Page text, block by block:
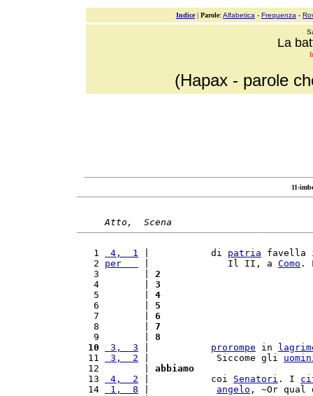
Indice| Parole: Alfabetica - Frequenza -
La
(Hapax - parole
11-
Atto,  Scena
   1
4,  1 |           di patria favella
   2
per |              Il II, a Como .
   3        |
2
   4        |
3
   5        |
4
   6        |
5
   7        |
6
   8        |
7
   9        |
8
  10
3,  3 prorompe in
  11
3,  2 |            Siccome gli
  12        |
abbiamo
  13
4,  2 |           coi Senatori . I
  14
1,  8 angelo , ~Or qual